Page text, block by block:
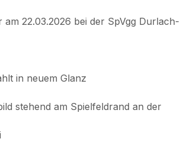
am 22.03.2026 bei der SpVgg Durlach-
in neuem Glanz